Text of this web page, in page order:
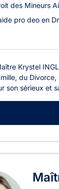
des Mineurs
pro deo en
Krystel
du
son sérieux et